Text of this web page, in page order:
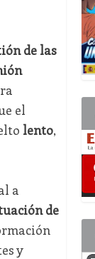
de las
el
lento,
a
de
y